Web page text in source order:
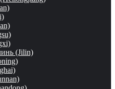
(Jilin)